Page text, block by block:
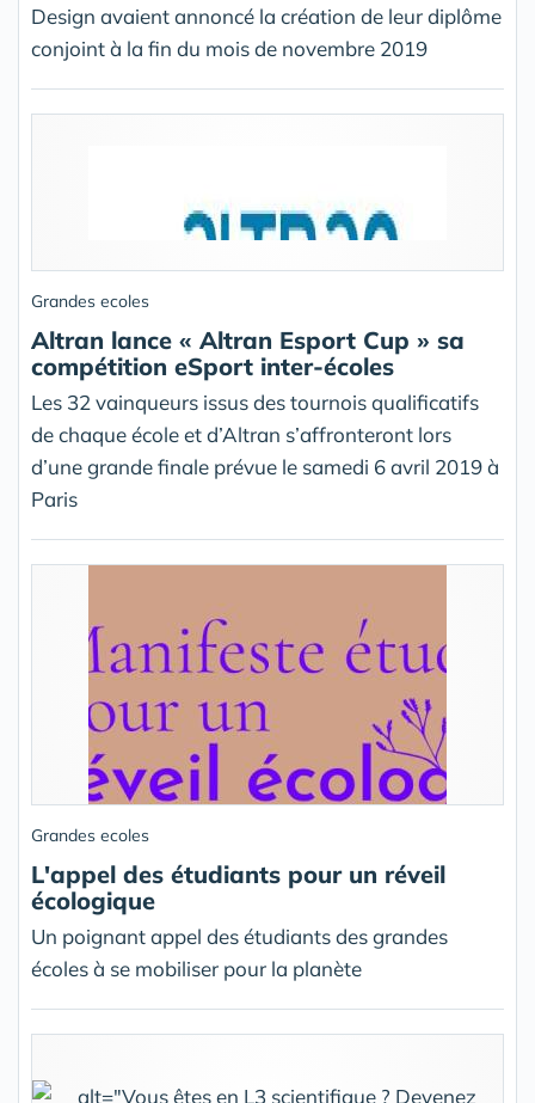
Design avaient annoncé la création de leur diplôme
conjoint à la fin du mois de novembre 2019
Grandes ecoles
Altran lance « Altran Esport Cup » sa
compétition eSport inter-écoles
Les 32 vainqueurs issus des tournois qualificatifs
de chaque école et d’Altran s’affronteront lors
d’une grande finale prévue le samedi 6 avril 2019 à
Paris
Grandes ecoles
L'appel des étudiants pour un réveil
écologique
Un poignant appel des étudiants des grandes
écoles à se mobiliser pour la planète